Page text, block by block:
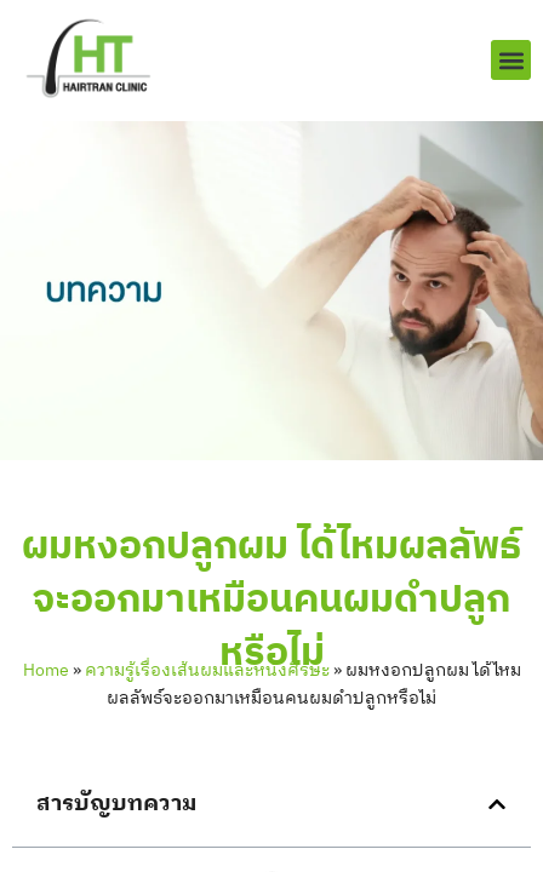
content
ผมหงอกปลูกผม ได้ไหมผลลัพธ์
จะออกมาเหมือนคนผมดำปลูก
หรือไม่
Home»ความรู้เรื่องเส้นผมและหนังศีรษะ»ผมหงอกปลูกผม ได้ไหม
ผลลัพธ์จะออกมาเหมือนคนผมดำปลูกหรือไม่
สารบัญบทความ